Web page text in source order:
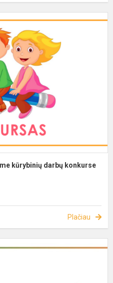
kūrybinių darbų konkurse
Plačiau